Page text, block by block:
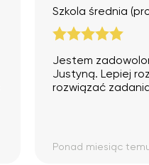
Szkola średnia
Jestem
Justyną. Lepiej
rozwiązać
Ponad miesiąc